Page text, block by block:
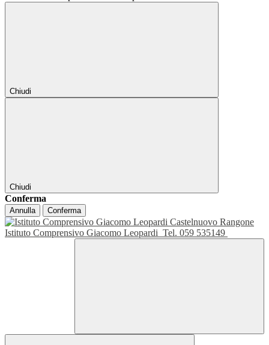
Chiudi
Chiudi
Conferma
Annulla Conferma
Istituto Comprensivo Giacomo Leopardi Tel. 059 535149